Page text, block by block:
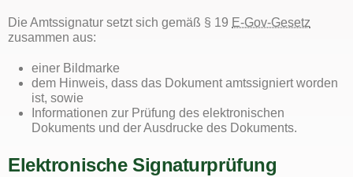
Die Amtssignatur setzt sich gemäß § 19 E-Gov-Gesetz
zusammen aus:
einer Bildmarke
dem Hinweis, dass das Dokument amtssigniert worden
ist, sowie
Informationen zur Prüfung des elektronischen
Dokuments und der Ausdrucke des Dokuments.
Elektronische Signaturprüfung